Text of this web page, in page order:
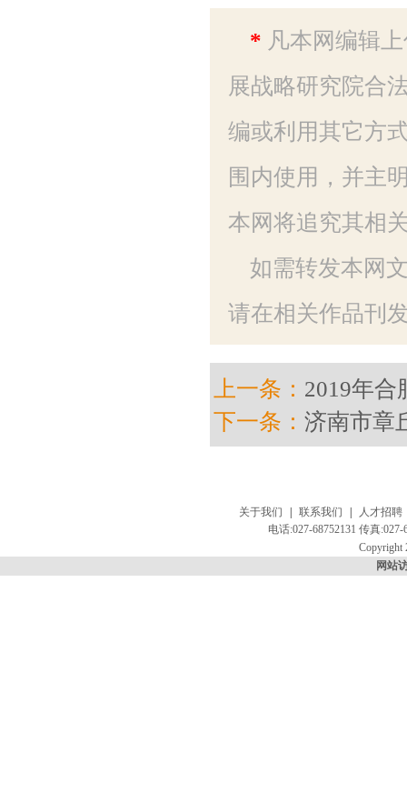
* 凡本网编辑
展战略研究院合
编或利用其它方
围内使用，并主
本网将追究其相
如需转发本网
请在相关作品刊
上一条： 2019年合
下一条： 济南市章
关于我们 联系我们
人才招聘
电话:027-68752131 传真
Copyright
网站